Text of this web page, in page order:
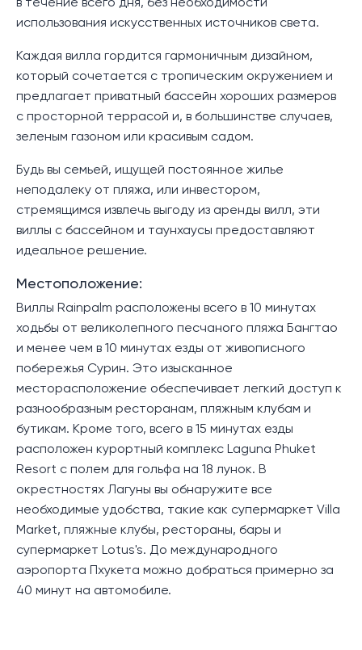
в течение всего дня, без необходимости
использования искусственных источников света.
Каждая вилла гордится гармоничным дизайном,
который сочетается с тропическим окружением и
предлагает приватный бассейн хороших размеров
с просторной террасой и, в большинстве случаев,
зеленым газоном или красивым садом.
Будь вы семьей, ищущей постоянное жилье
неподалеку от пляжа, или инвестором,
стремящимся извлечь выгоду из аренды вилл, эти
виллы с бассейном и таунхаусы предоставляют
идеальное решение.
Местоположение:
Виллы Rainpalm расположены всего в 10 минутах
ходьбы от великолепного песчаного пляжа Бангтао
и менее чем в 10 минутах езды от живописного
побережья Сурин. Это изысканное
месторасположение обеспечивает легкий доступ к
разнообразным ресторанам, пляжным клубам и
бутикам. Кроме того, всего в 15 минутах езды
расположен курортный комплекс Laguna Phuket
Resort с полем для гольфа на 18 лунок. В
окрестностях Лагуны вы обнаружите все
необходимые удобства, такие как супермаркет Villa
Market, пляжные клубы, рестораны, бары и
супермаркет Lotus's. До международного
аэропорта Пхукета можно добраться примерно за
40 минут на автомобиле.